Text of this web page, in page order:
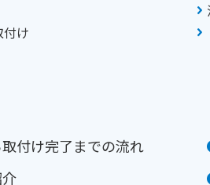
け
付け完了までの流れ